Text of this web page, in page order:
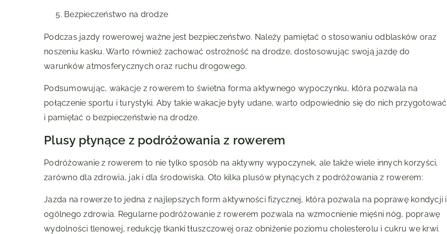
Bezpieczeństwo na drodze
Podczas jazdy rowerowej ważne jest bezpieczeństwo. Należy pamiętać o stosowaniu odblasków oraz
noszeniu kasku. Warto również zachować ostrożność na drodze, dostosowując swoją jazdę do
warunków atmosferycznych oraz ruchu drogowego.
Podsumowując, wakacje z rowerem to świetna forma aktywnego wypoczynku, która pozwala na
połączenie sportu i turystyki. Aby takie wakacje były udane, warto odpowiednio się do nich przygotować
i pamiętać o bezpieczeństwie na drodze.
Plusy płynące z podróżowania z rowerem
Podróżowanie z rowerem to nie tylko sposób na aktywny wypoczynek, ale także wiele innych korzyści,
zarówno dla zdrowia, jak i dla środowiska. Oto kilka plusów płynących z podróżowania z rowerem:
Jazda na rowerze to jedna z najlepszych form aktywności fizycznej, która pozwala na poprawę kondycji i
ogólnego zdrowia. Regularne podróżowanie z rowerem pozwala na wzmocnienie mięśni nóg, poprawę
wydolności tlenowej, redukcję tkanki tłuszczowej oraz obniżenie poziomu cholesterolu i cukru we krwi.